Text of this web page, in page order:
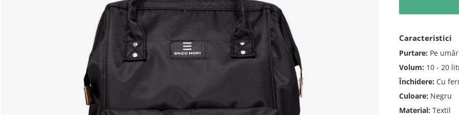
Caracteristici
Purtare: Pe umăr
Volum: 10 - 20
Închidere: Cu
Culoare: Negru
Material: Textil